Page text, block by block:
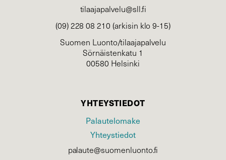
tilaajapalvelu@sll.fi
(09) 228 08 210 (arkisin klo 9-15)
Suomen Luonto/tilaajapalvelu
Sörnäistenkatu 1
00580 Helsinki
YHTEYSTIEDOT
Palautelomake
Yhteystiedot
palaute@suomenluonto.fi